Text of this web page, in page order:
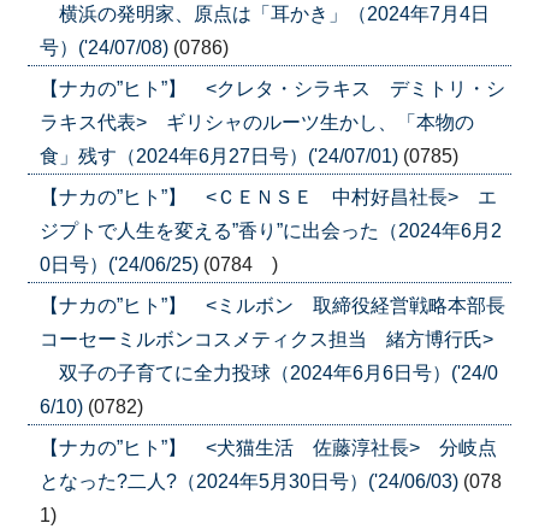
横浜の発明家、原点は「耳かき」（2024年7月4日
号）('24/07/08) (0786)
【ナカの”ヒト”】 <クレタ・シラキス デミトリ・シ
ラキス代表> ギリシャのルーツ生かし、「本物の
食」残す（2024年6月27日号）('24/07/01) (0785)
【ナカの”ヒト”】 <ＣＥＮＳＥ 中村好昌社長> エ
ジプトで人生を変える”香り”に出会った（2024年6月2
0日号）('24/06/25) (0784 )
【ナカの”ヒト”】 <ミルボン 取締役経営戦略本部長
コーセーミルボンコスメティクス担当 緒方博行氏>
双子の子育てに全力投球（2024年6月6日号）('24/0
6/10) (0782)
【ナカの”ヒト”】 <犬猫生活 佐藤淳社長> 分岐点
となった?二人?（2024年5月30日号）('24/06/03) (078
1)